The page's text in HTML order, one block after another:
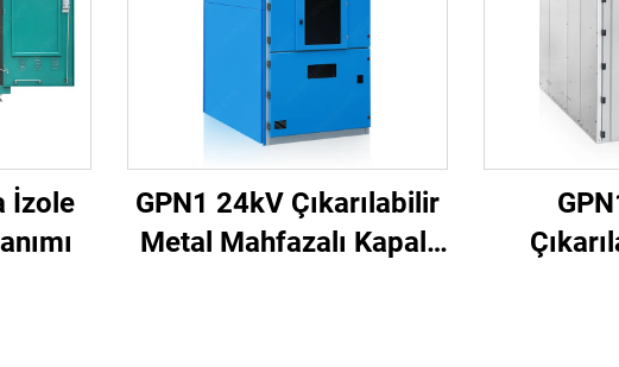
İzole
GPN1 24kV Çıkarılabilir
Metal Mahfazalı Kapalı